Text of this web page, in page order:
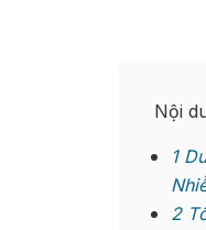
Nội
1
2